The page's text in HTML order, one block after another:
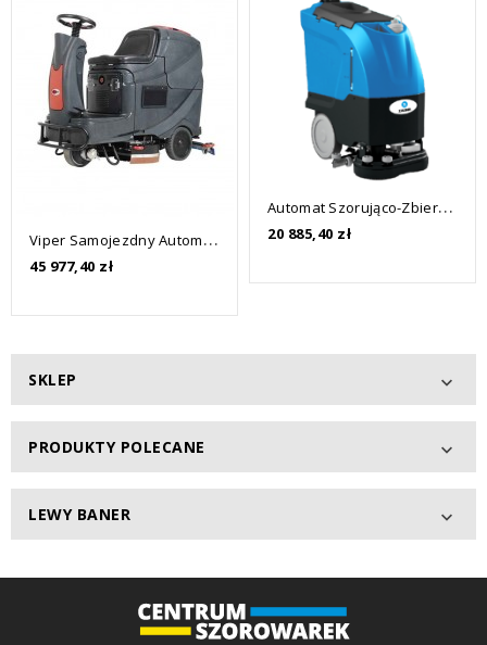
V
Iper Samojezdny Automat Szorująco-Zbierający AS710R/AS850R
45 977,40 złCena
A
Utomat Szorująco-Zbierający ZAUBER ZB 24B LI-ION
20 885,40 złCena
SKLEP 
PRODUKTY POLECANE 
LEWY BANER 